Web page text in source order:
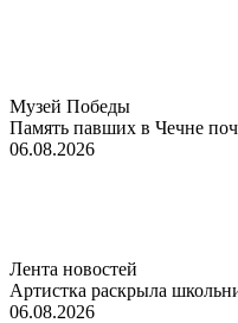
Музей Победы
Память павших в Чечне
06.08.2026
Лента новостей
Артистка раскрыла
06.08.2026